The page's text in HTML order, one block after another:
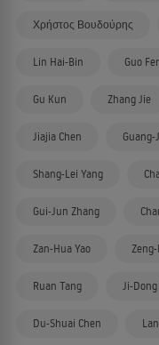
Χρήστος Βουδούρης
Lin Hai-Bin Guo
Gu Kun Zhang Jie
Jiajia Chen
Shang-Lei Yang
Gui-Jun Zhang
Zan-Hua Yao
Ruan Tang Ji-
Du-Shuai Chen